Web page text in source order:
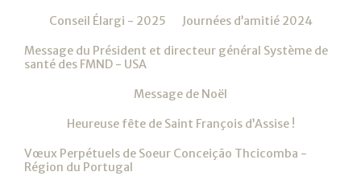
Conseil Élargi - 2025 Journées d’amitié 2024
Message du Président et directeur général Système de
santé des FMND - USA
Message de Noël
Heureuse fête de Saint François d’Assise !
Vœux Perpétuels de Soeur Conceição Thcicomba -
Région du Portugal